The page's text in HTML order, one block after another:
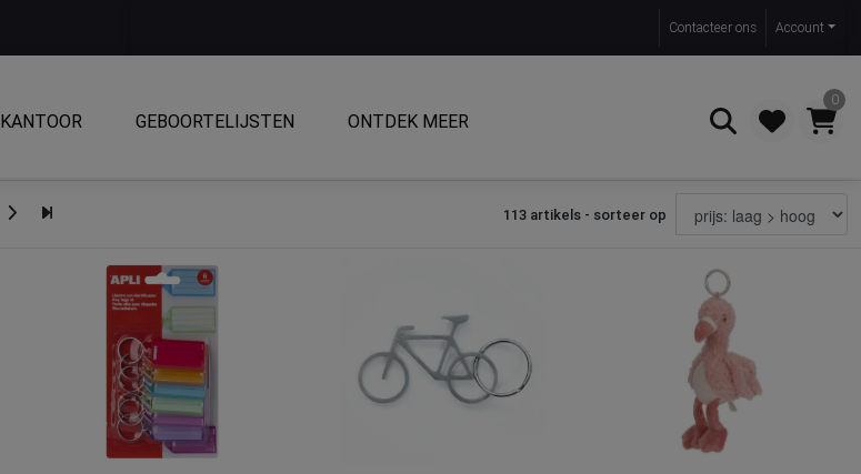
Contacteer ons Account
KANTOOR GEBOORTELIJSTEN ONTDEK MEER
0
Zoeken
113 artikels - sorteer op